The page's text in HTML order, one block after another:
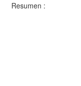
Resumen :